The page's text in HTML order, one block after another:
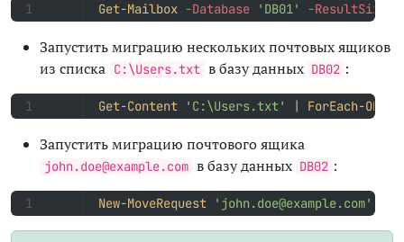
Get-Mailbox -Database 'DB01' -ResultSize
Запустить миграцию нескольких почтовых ящиков
из списка C:\Users.txt в базу данных DB02 :
Get-Content 'C:\Users.txt' | ForEach-
Запустить миграцию почтового ящика
john.doe@example.com в базу данных DB02 :
New-MoveRequest 'john.doe@example.com'